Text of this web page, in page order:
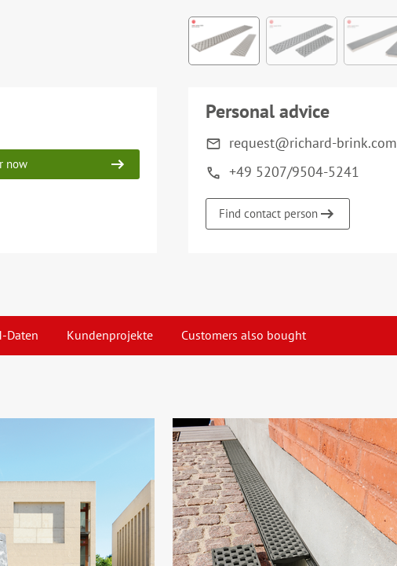
now
Personal advice
request@richard-brink.com
+49 5207/9504-5241
Find contact person
Daten Kundenprojekte Customers also bought